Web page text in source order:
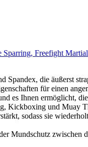
Freefight
die äußerst
für einen
Ihnen ermöglicht, die
Kickboxing und Muay
sodass sie
Mundschutz zwischen